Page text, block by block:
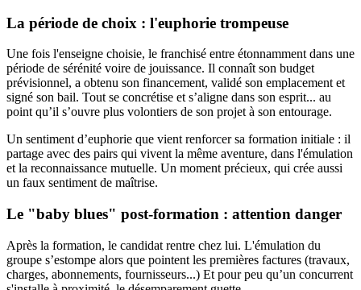
La période de choix : l'euphorie trompeuse
Une fois l'enseigne choisie, le franchisé entre étonnamment dans une
période de sérénité voire de jouissance. Il connaît son budget
prévisionnel, a obtenu son financement, validé son emplacement et
signé son bail. Tout se concrétise et s’aligne dans son esprit... au
point qu’il s’ouvre plus volontiers de son projet à son entourage.
Un sentiment d’euphorie que vient renforcer sa formation initiale : il
partage avec des pairs qui vivent la même aventure, dans l'émulation
et la reconnaissance mutuelle. Un moment précieux, qui crée aussi
un faux sentiment de maîtrise.
Le "baby blues" post-formation : attention danger
Après la formation, le candidat rentre chez lui. L'émulation du
groupe s’estompe alors que pointent les premières factures (travaux,
charges, abonnements, fournisseurs...) Et pour peu qu’un concurrent